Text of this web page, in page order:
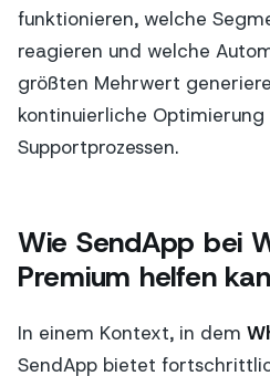
funktionieren, welche
reagieren und welche
größten Mehrwert
kontinuierliche Optimierung
Supportprozessen.
Wie SendApp bei
Premium helfen
In einem Kontext, in dem
SendApp bietet